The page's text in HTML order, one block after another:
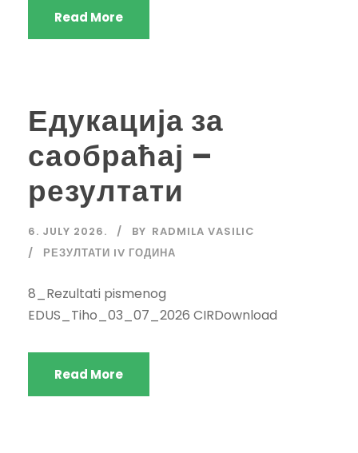
Read More
Едукација за
саобраћај –
резултати
6. JULY 2026. BY RADMILA VASILIC
РЕЗУЛТАТИ IV ГОДИНА
8_Rezultati pismenog
EDUS_Tiho_03_07_2026 CIRDownload
Read More